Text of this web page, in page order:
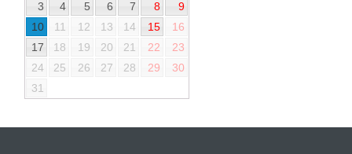
3
4 5 6 7 8
9
10
11 12 13 14 15
16
17
18 19 20 21 22
23
24
25 26 27 28 29
30
31